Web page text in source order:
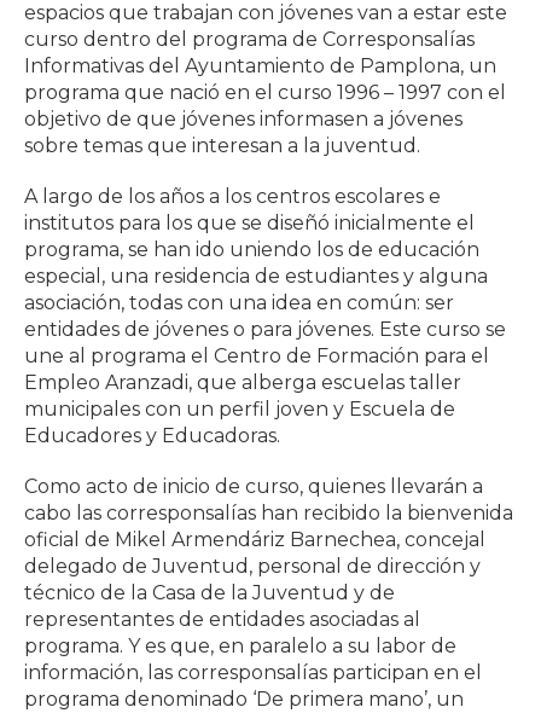
espacios que trabajan con jóvenes van a estar este
curso dentro del programa de Corresponsalías
Informativas del Ayuntamiento de Pamplona, un
programa que nació en el curso 1996 – 1997 con el
objetivo de que jóvenes informasen a jóvenes
sobre temas que interesan a la juventud.
A largo de los años a los centros escolares e
institutos para los que se diseñó inicialmente el
programa, se han ido uniendo los de educación
especial, una residencia de estudiantes y alguna
asociación, todas con una idea en común: ser
entidades de jóvenes o para jóvenes. Este curso se
une al programa el Centro de Formación para el
Empleo Aranzadi, que alberga escuelas taller
municipales con un perfil joven y Escuela de
Educadores y Educadoras.
Como acto de inicio de curso, quienes llevarán a
cabo las corresponsalías han recibido la bienvenida
oficial de Mikel Armendáriz Barnechea, concejal
delegado de Juventud, personal de dirección y
técnico de la Casa de la Juventud y de
representantes de entidades asociadas al
programa. Y es que, en paralelo a su labor de
información, las corresponsalías participan en el
programa denominado ‘De primera mano’, un